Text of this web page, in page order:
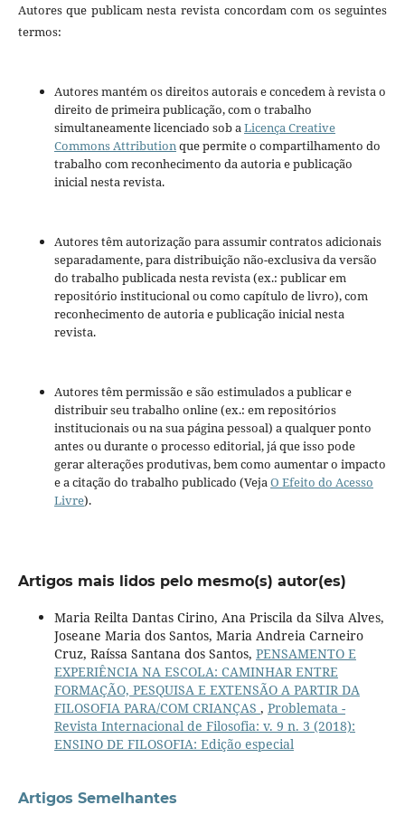
Autores que publicam nesta revista concordam com os seguintes
termos:
Autores mantém os direitos autorais e concedem à revista o
direito de primeira publicação, com o trabalho
simultaneamente licenciado sob aLicença Creative
Commons Attributionque permite o compartilhamento do
trabalho com reconhecimento da autoria e publicação
inicial nesta revista.
Autores têm autorização para assumir contratos adicionais
separadamente, para distribuição não-exclusiva da versão
do trabalho publicada nesta revista (ex.: publicar em
repositório institucional ou como capítulo de livro), com
reconhecimento de autoria e publicação inicial nesta
revista.
Autores têm permissão e são estimulados a publicar e
distribuir seu trabalho online (ex.: em repositórios
institucionais ou na sua página pessoal) a qualquer ponto
antes ou durante o processo editorial, já que isso pode
gerar alterações produtivas, bem como aumentar o impacto
e a citação do trabalho publicado (VejaO Efeito do Acesso
Livre).
Artigos mais lidos pelo mesmo(s) autor(es)
Maria Reilta Dantas Cirino, Ana Priscila da Silva Alves,
Joseane Maria dos Santos, Maria Andreia Carneiro
Cruz, Raíssa Santana dos Santos, PENSAMENTO E
EXPERIÊNCIA NA ESCOLA: CAMINHAR ENTRE
FORMAÇÃO, PESQUISA E EXTENSÃO A PARTIR DA
FILOSOFIA PARA/COM CRIANÇAS , Problemata -
Revista Internacional de Filosofia: v. 9 n. 3 (2018):
ENSINO DE FILOSOFIA: Edição especial
Artigos Semelhantes